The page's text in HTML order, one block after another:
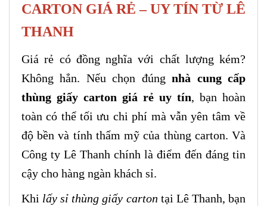
CARTON GIÁ RẺ – UY TÍN TỪ LÊ
THANH
Giá rẻ có đồng nghĩa với chất lượng kém?
Không hẳn. Nếu chọn đúngnhà cung cấp
thùng giấy carton giá rẻ uy tín, bạn hoàn
toàn có thể tối ưu chi phí mà vẫn yên tâm về
độ bền và tính thẩm mỹ của thùng carton. Và
Công ty Lê Thanh chính là điểm đến đáng tin
cậy cho hàng ngàn khách sỉ.
Khi lấy sỉ thùng giấy carton tại Lê Thanh, bạn